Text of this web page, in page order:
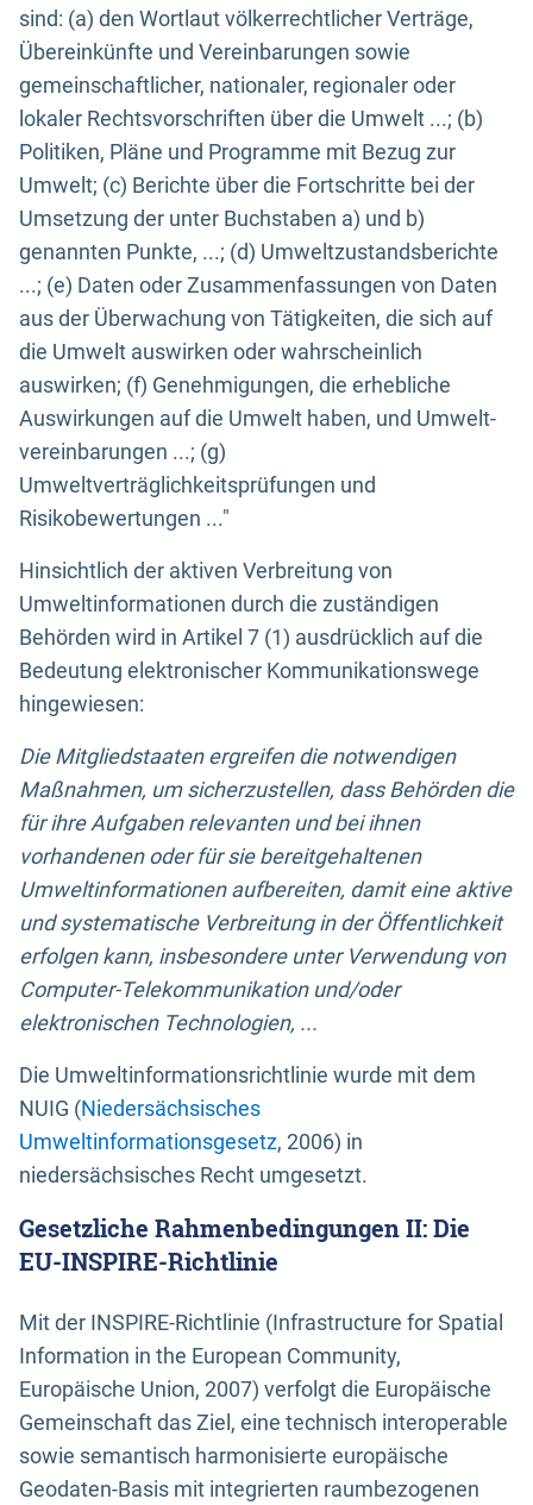
sind: (a) den Wortlaut völkerrechtlicher Verträge,
Übereinkünfte und Vereinbarungen sowie
gemeinschaftlicher, nationaler, regionaler oder
lokaler Rechtsvorschriften über die Umwelt ...; (b)
Politiken, Pläne und Programme mit Bezug zur
Umwelt; (c) Berichte über die Fortschritte bei der
Umsetzung der unter Buchstaben a) und b)
genannten Punkte, ...; (d) Umweltzustandsberichte
...; (e) Daten oder Zusammenfassungen von Daten
aus der Überwachung von Tätigkeiten, die sich auf
die Umwelt auswirken oder wahrscheinlich
auswirken; (f) Genehmigungen, die erhebliche
Auswirkungen auf die Umwelt haben, und Umwelt-
vereinbarungen ...; (g)
Umweltverträglichkeitsprüfungen und
Risikobewertungen ..."
Hinsichtlich der aktiven Verbreitung von
Umweltinformationen durch die zuständigen
Behörden wird in Artikel 7 (1) ausdrücklich auf die
Bedeutung elektronischer Kommunikationswege
hingewiesen:
Die Mitgliedstaaten ergreifen die notwendigen
Maßnahmen, um sicherzustellen, dass Behörden die
für ihre Aufgaben relevanten und bei ihnen
vorhandenen oder für sie bereitgehaltenen
Umweltinformationen aufbereiten, damit eine aktive
und systematische Verbreitung in der Öffentlichkeit
erfolgen kann, insbesondere unter Verwendung von
Computer-Telekommunikation und/oder
elektronischen Technologien, ...
Die Umweltinformationsrichtlinie wurde mit dem
NUIG (Niedersächsisches
Umweltinformationsgesetz, 2006) in
niedersächsisches Recht umgesetzt.
Gesetzliche Rahmenbedingungen II: Die
EU-INSPIRE-Richtlinie
Mit der INSPIRE-Richtlinie (Infrastructure for Spatial
Information in the European Community,
Europäische Union, 2007) verfolgt die Europäische
Gemeinschaft das Ziel, eine technisch interoperable
sowie semantisch harmonisierte europäische
Geodaten-Basis mit integrierten raumbezogenen